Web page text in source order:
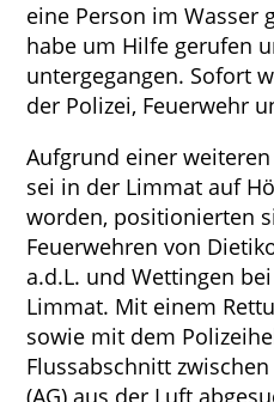
eine Person im Wasser
habe um Hilfe gerufen
untergegangen. Sofort
der Polizei, Feuerwehr
Aufgrund einer
sei in der Limmat auf
worden, positionierten
Feuerwehren von
a.d.L. und Wettingen
Limmat. Mit einem
sowie mit dem
Flussabschnitt